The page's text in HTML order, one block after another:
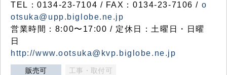
TEL：0134-23-7104 / FAX：0134-23-7106 / o
otsuka@upp.biglobe.ne.jp
営業時間：8:00〜17:00 / 定休日：土曜日・日曜
日
http://www.ootsuka@kvp.biglobe.ne.jp
販売可 工事・取付可